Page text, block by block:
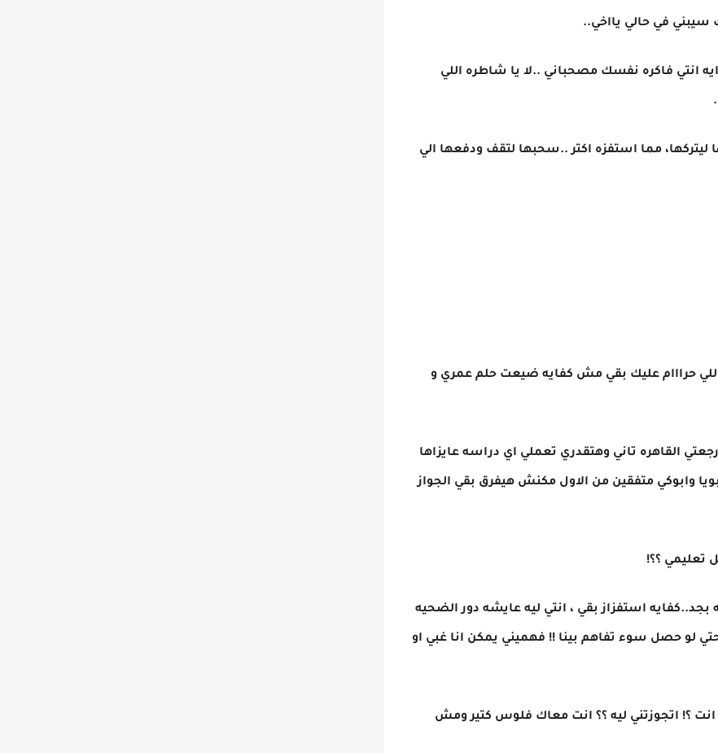
في حالي يااخي..
انتي فاكره نفسك مصحباني ..لا يا شاطره اللي
مما استفزه اكتر ..سحبها لتقف ودفعها الي
اللي حرااام عليك بقي مش كفايه ضيعت حلم عمري و
القاهره تاني وهتقدري تعملي اي دراسه عايزاها
وابوكي متفقين من الاول مكنش هيفرق بقي الجواز
تعليمي ؟؟!
استفزاز بقي ، انتي ليه عايشه دور الضحيه
لو حصل سوء تفاهم بينا !! فهميني يمكن انا غبي او
؟! اتجوزتني ليه ؟؟ انت معاك فلوس كتير ومش